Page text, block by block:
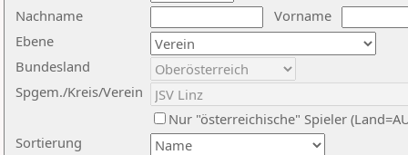
Nachname
Vorname
Ebene
Sortierung
Bundesland
Spgem./Kreis/Verein
Nur "österreichische" Spieler